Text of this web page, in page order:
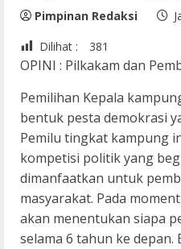
Pimpinan Redaksi
Dilihat :
381
OPINI : Pilkakam dan
Pemilihan Kepala
bentuk pesta demokrasi
Pemilu tingkat kampung
kompetisi politik yang
dimanfaatkan untuk
masyarakat. Pada
akan menentukan siapa
selama 6 tahun ke